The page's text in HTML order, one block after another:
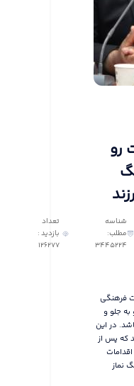
رو
شناسه
مطلب:
3445224
تعداد
بازدید :
126277
فرهنگی
جلو و
در این
که پس از
نماز